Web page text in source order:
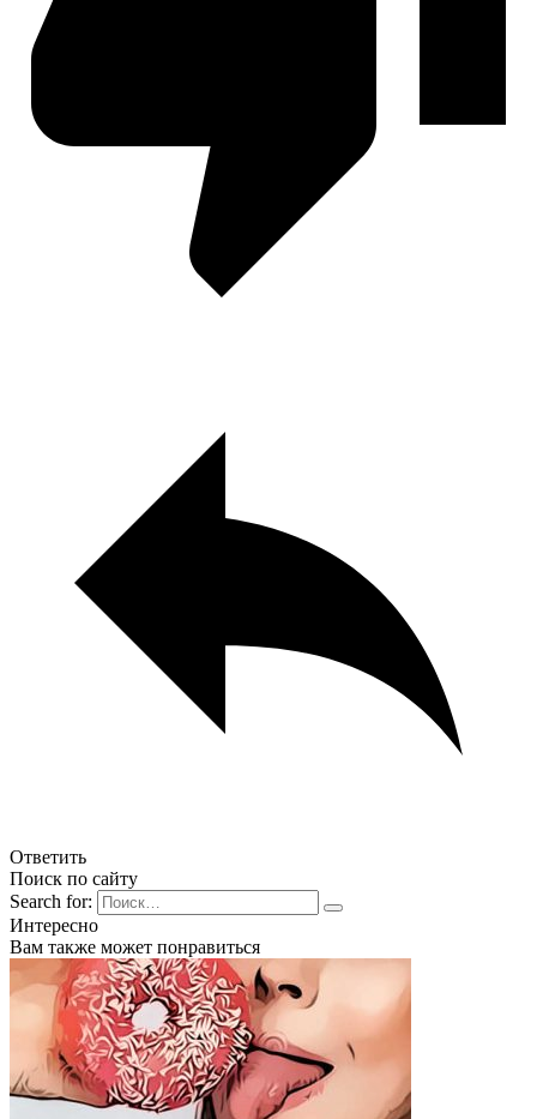
Ответить
Поиск по сайту
Search for:
Интересно
Вам также может понравиться